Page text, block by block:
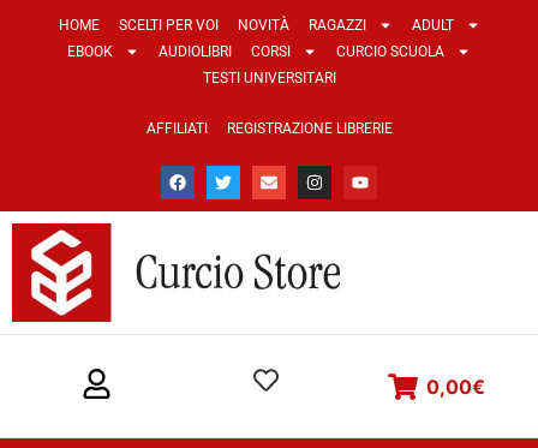
HOME SCELTI PER VOI NOVITÀ RAGAZZI
ADULT
EBOOK
AUDIOLIBRI CORSI
CURCIO SCUOLA
TESTI UNIVERSITARI
AFFILIATI REGISTRAZIONE LIBRERIE
0,00€